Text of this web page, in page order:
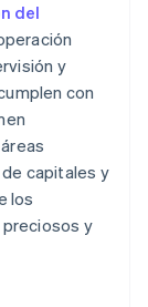
del
y
con
capitales y
los
y